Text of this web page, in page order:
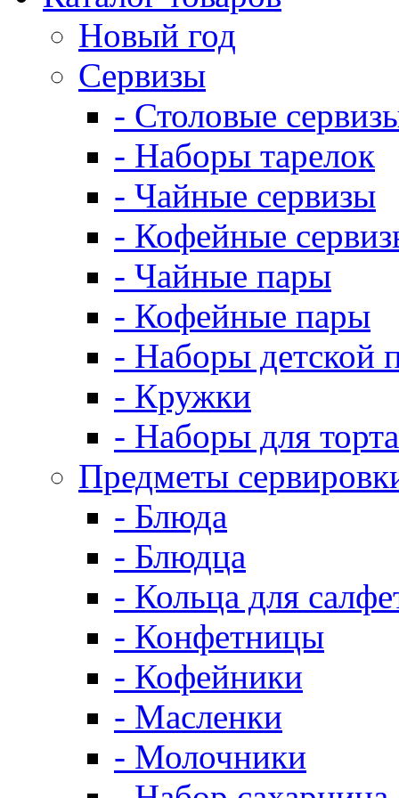
Новый год
Сервизы
- Столовые
- Наборы тарелок
- Чайные сервизы
- Кофейные
- Чайные пары
- Кофейные пары
- Наборы детской
- Кружки
- Наборы для торта
Предметы
- Блюда
- Блюдца
- Кольца для
- Конфетницы
- Кофейники
- Масленки
- Молочники